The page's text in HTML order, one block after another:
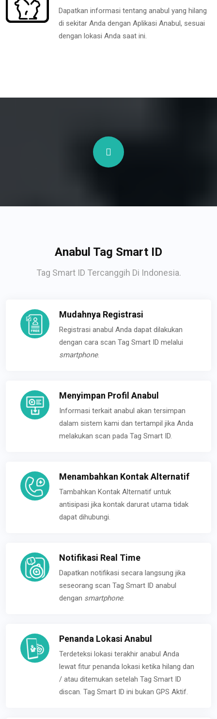
Dapatkan informasi tentang anabul yang hilang
di sekitar Anda dengan Aplikasi Anabul, sesuai
dengan lokasi Anda saat ini.
Anabul Tag Smart ID
Tag Smart ID Tercanggih Di Indonesia.
Mudahnya Registrasi
Registrasi anabul Anda dapat dilakukan
dengan cara scan Tag Smart ID melalui
smartphone.
Menyimpan Profil Anabul
Informasi terkait anabul akan tersimpan
dalam sistem kami dan tertampil jika Anda
melakukan scan pada Tag Smart ID.
Menambahkan Kontak Alternatif
Tambahkan Kontak Alternatif untuk
antisipasi jika kontak darurat utama tidak
dapat dihubungi.
Notifikasi Real Time
Dapatkan notifikasi secara langsung jika
seseorang scan Tag Smart ID anabul
dengan smartphone.
Penanda Lokasi Anabul
Terdeteksi lokasi terakhir anabul Anda
lewat fitur penanda lokasi ketika hilang dan
/ atau ditemukan setelah Tag Smart ID
discan. Tag Smart ID ini bukan GPS Aktif.